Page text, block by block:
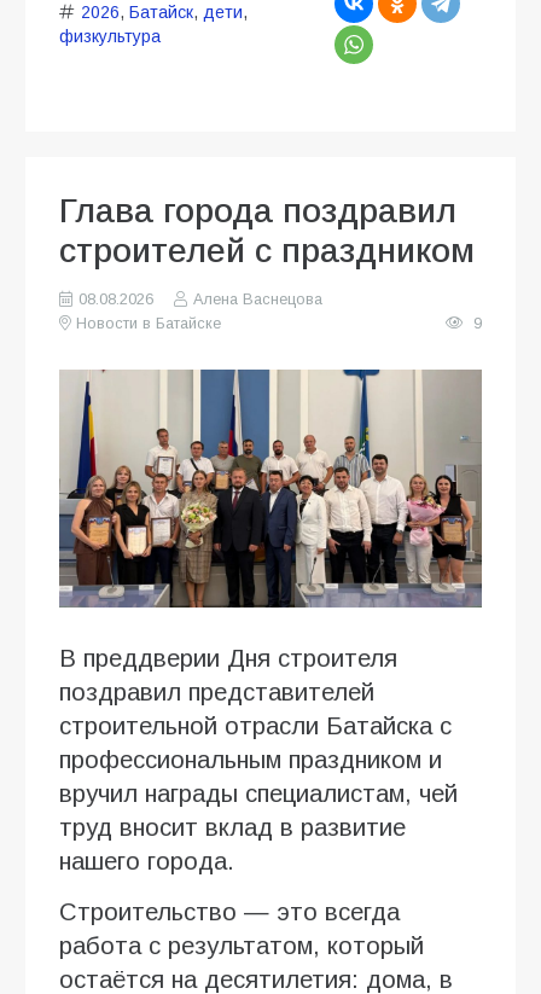
2026, Батайск, дети,
физкультура
Глава города поздравил
строителей с праздником
08.08.2026
Алена Васнецова
Новости в Батайске
9
В преддверии Дня строителя
поздравил представителей
строительной отрасли Батайска с
профессиональным праздником и
вручил награды специалистам, чей
труд вносит вклад в развитие
нашего города.
Строительство — это всегда
работа с результатом, который
остаётся на десятилетия: дома, в